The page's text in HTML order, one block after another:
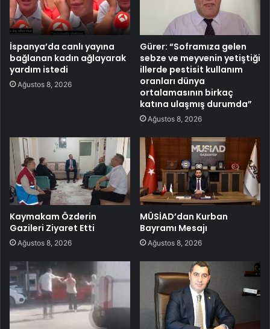
İspanya’da canlı yayına
bağlanan kadın ağlayarak
yardım istedi
Ağustos 8, 2026
Gürer: “Soframıza gelen
sebze ve meyvenin yetiştiği
illerde pestisit kullanım
oranları dünya
ortalamasının birkaç
katına ulaşmış durumda”
Ağustos 8, 2026
Kaymakam Özderin
Gazileri Ziyaret Etti
Ağustos 8, 2026
MÜSİAD’dan Kurban
Bayramı Mesajı
Ağustos 8, 2026